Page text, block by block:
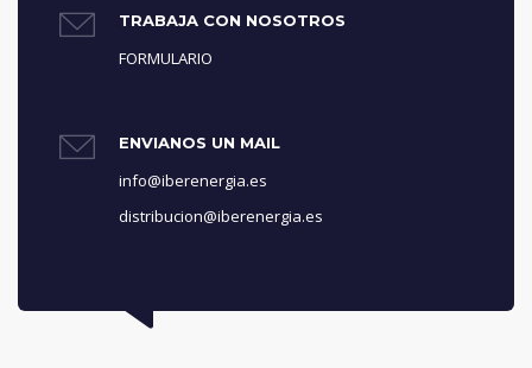
TRABAJA CON NOSOTROS
FORMULARIO
ENVIANOS UN MAIL
info@iberenergia.es
distribucion@iberenergia.es